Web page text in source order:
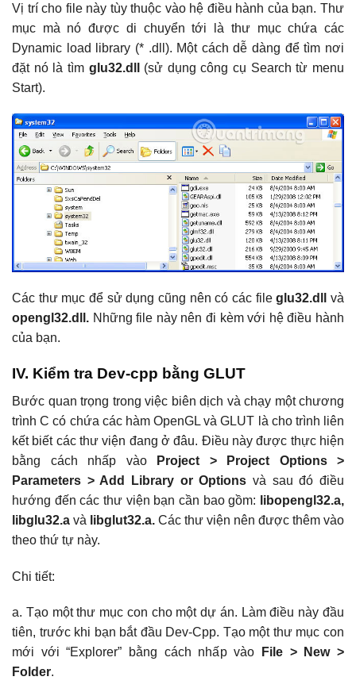
Vị trí cho file này tùy thuộc vào hệ điều hành của bạn. Thư
mục mà nó được di chuyển tới là thư mục chứa các
Dynamic load library (* .dll). Một cách dễ dàng để tìm nơi
đặt nó là tìm glu32.dll
(sử dụng công cụ Search từ menu
Start).
Các thư mục để sử dụng cũng nên có các fileglu32.dll
và
opengl32.dll. Những file này nên đi kèm với hệ điều hành
của bạn.
IV. Kiểm tra Dev-cpp bằng GLUT
Bước quan trọng trong việc biên dịch và chạy một chương
trình C có chứa các hàm OpenGL và GLUT là cho trình liên
kết biết các thư viện đang ở đâu. Điều này được thực hiện
bằng cách nhấp vào
Project > Project Options >
Parameters > Add Library or Options và sau đó điều
hướng đến các thư viện bạn cần bao gồm:
libopengl32.a,
libglu32.a và libglut32.a. Các thư viện nên được thêm vào
theo thứ tự này.
Chi tiết:
a. Tạo một thư mục con cho một dự án. Làm điều này đầu
tiên, trước khi bạn bắt đầu Dev-Cpp. Tạo một thư mục con
mới với “Explorer” bằng cách nhấp vào
File > New >
Folder.